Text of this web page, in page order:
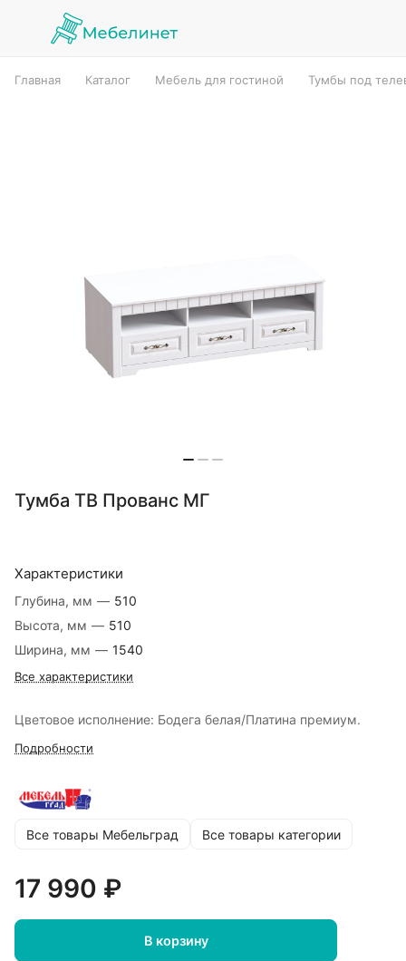
Главная Каталог Мебель для гостиной Тумбы под
Тумба ТВ Прованс МГ
Характеристики
Глубина, мм — 510
Высота, мм — 510
Ширина, мм — 1540
Все характеристики
Цветовое исполнение: Бодега белая/Платина премиум.
Подробности
Все товары Мебельград Все товары категории
17 990 ₽
В корзину